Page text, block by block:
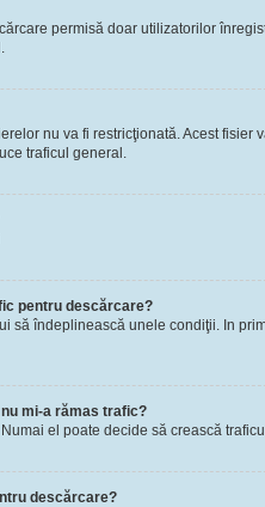
permisă doar utilizatorilor
nu va fi restricţionată. Acest
traficul general.
pentru descărcare?
să îndeplinească unele condiţii. In
mi-a rămas trafic?
el poate decide să crească
descărcare?